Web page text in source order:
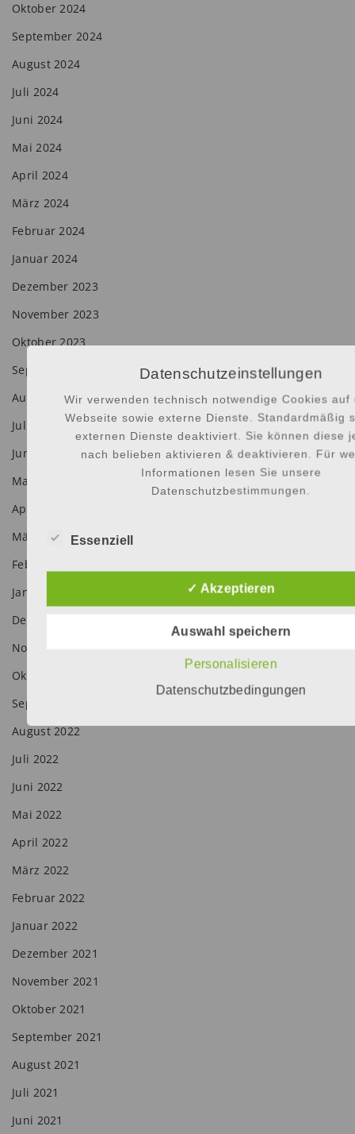
Oktober 2024
September 2024
August 2024
Juli 2024
Juni 2024
Mai 2024
April 2024
März 2024
Februar 2024
Januar 2024
Dezember 2023
November 2023
Oktober 2023
September 2023
August 2023
Juli 2023
Juni 2023
Mai 2023
April 2023
März 2023
Februar 2023
Januar 2023
Dezember 2022
November 2022
Oktober 2022
September 2022
August 2022
Juli 2022
Juni 2022
Mai 2022
April 2022
März 2022
Februar 2022
Januar 2022
Dezember 2021
November 2021
Oktober 2021
September 2021
August 2021
Juli 2021
Juni 2021
Datenschutzeinstellungen
Wir verwenden technisch notwendige Cookies auf
Webseite sowie externe Dienste. Standardmäßig
externen Dienste deaktiviert. Sie können diese
nach belieben aktivieren & deaktivieren. Für
Informationen lesen Sie unsere
Datenschutzbestimmungen.
Essenziell
✓ Akzeptieren
Auswahl speichern
Personalisieren
Datenschutzbedingungen